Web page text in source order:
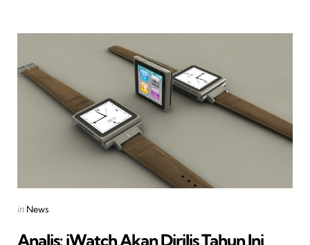
Categories
Posted
in News
Analis: iWatch Akan Dirilis Tahun Ini